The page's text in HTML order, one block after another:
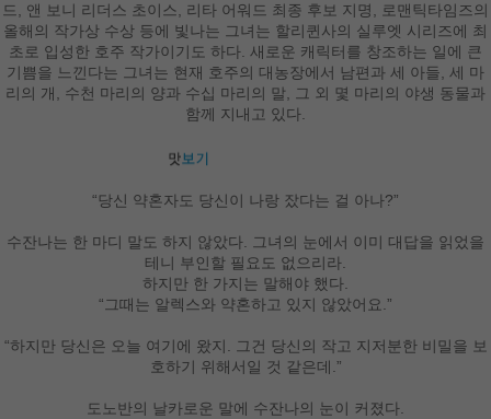
드, 앤 보니 리더스 초이스, 리타 어워드 최종 후보 지명, 로맨틱타임즈의
올해의 작가상 수상 등에 빛나는 그녀는 할리퀸사의 실루엣 시리즈에 최
초로 입성한 호주 작가이기도 하다. 새로운 캐릭터를 창조하는 일에 큰
기쁨을 느낀다는 그녀는 현재 호주의 대농장에서 남편과 세 아들, 세 마
리의 개, 수천 마리의 양과 수십 마리의 말, 그 외 몇 마리의 야생 동물과
함께 지내고 있다.
“당신 약혼자도 당신이 나랑 잤다는 걸 아나?”
수잔나는 한 마디 말도 하지 않았다. 그녀의 눈에서 이미 대답을 읽었을
테니 부인할 필요도 없으리라.
하지만 한 가지는 말해야 했다.
“그때는 알렉스와 약혼하고 있지 않았어요.”
“하지만 당신은 오늘 여기에 왔지. 그건 당신의 작고 지저분한 비밀을 보
호하기 위해서일 것 같은데.”
도노반의 날카로운 말에 수잔나의 눈이 커졌다.